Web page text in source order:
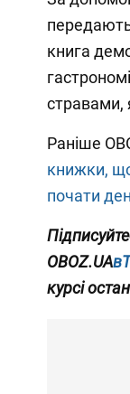
книга
стравами,
Раніше
книжки,
почати
OBOZ.UA
курсі